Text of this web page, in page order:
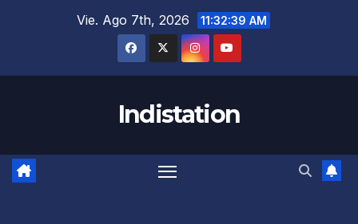
Vie. Ago 7th, 2026 11:32:40 AM
Indistation